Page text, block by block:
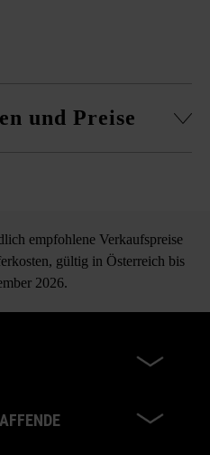
und Preise
empfohlene Verkaufspreise
gültig in Österreich bis
2026.